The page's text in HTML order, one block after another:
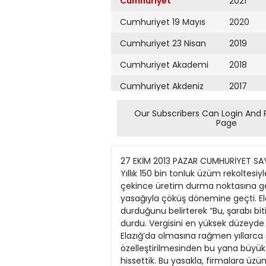
Cumhuriyet 19 Mayıs
Cumhuriyet 23 Nisan
Cumhuriyet Akademi
Cumhuriyet Akdeniz
Cumhuriyet Alışveriş
Cumhuriyet Ankara
Cumhuriyet Büyük
Taaruz
Cumhuriyet
Cumartesi
Cumhuriyet Çevre
2020
2019
2018
2017
2016
2015
2013
2011
2010
2009
Our Subscribers Can Login And
Page
27 EKİM 2013 PAZAR CUMHURİYET SAYFA EKONOMİ ekonomi@cumhuriyet.com.tr 11 AB para verdi proje iptal oldu üzüm ambarını dağıttı Yıllık 150 bin tonluk üzüm rekoltesiyle Anadolu’nun üzüm ambarı olan Elazığ, alkol yasasıyla gücünü kaybetti. Devlet de desteğini çekince üretim durma noktasına geldi. DEMET YALÇIN Alkol yasağı 68 çeşidiyle Anadolu’nun üzüm ambarı olarak bilinen Elazığ, alkol yasağıyla çöküş dönemine geçti. Elazığ Üzüm Üreticileri Birliği Başkanı Hüsamettin Kaya, yasayla birlikte şarap alımlarının neredeyse durduğunu belirterek “Bu, şarabı bitirmek için oynanan bir oyun. Özelleştirmeden sonra hem fiyatı aşağıya çektiler hem de alımlar durdu. Vergisini en yüksek düzeyde içkiden alan devletin bunu desteklemesi gerekiyor” açıklamasında bulundu. Devlet Su İşleri’nin (DSİ) Elazığ’da olmasına rağmen yıllarca sulu tarım yapamadıklarından yakınan çiftçi Sami Aydın görüşlerini, “TEKEL’in 2004’te özelleştirilmesinden bu yana büyük sıkıntılar yaşayan biz şaraplık üzüm üreticileri, alkol yasağının olumsuz etkisini bu yıl daha da hissettik. Bu yasakla, firmalara üzümlerimizi geçen yıllara oranla daha ucuza ve güçbela sattık. Elazığ’ın boğazkere ve öküzgözü şaraplık üzümleriyle hem Türkiye’de hem Hüsamettin Kaya, AB’nin Elazığ’a yaptığı hibe desteği ile ilgili olarak da şunları söyledi: “Birlik olarak 2009’da Pirinçci ve Koruk köyü arasında 120 dönüm arazi tahsisi yapıldı, enerji hattı çekildi. 218 metreden suyu temin ettik. AB, İPA projesine proje hazırladık. 2 milyon 610 bin Avro hibe desteği almamıza rağmen birilerini rahatsız etti ki, o proje hayata geçirilemedi. Bu tesis üzümden 11 ürün işleyecekti. Gayri safi milli hasılaya yıllık 450 milyon dolar civarında bir katkı sağlayacaktı ve 150 kişi istihdam edilecekti. Şarap üretimi var diye engellendi. Soruyorum, köylünün 52 bin ton şaraplık üzümü ne olacak?” Cumhuriyet’in Çöküş Süreci Her ayrım bir ölçüde öznellik taşımakla beraber, Cumhuriyet’in doksan yılı dört ayrı döneme ayrılabilir. Yükseliş, duraklama, gerileme ve çöküş... 19231938 yükseliş dönemi, 19391980 arası duraklama, 19802002 gerileyiş, 2002 de çöküşe giriş olarak nitelendirilebilir. Atatürk’lü yükseliş yıllarından sonra ülke İkinci Dünya Savaşı’nın etkisiyle duraklama dönemine girmiş; savaş sonrası 1950 yılı Demokrat Parti iktidarı da görüş ve uygulama olarak Cumhuriyet’e bir katkı getirmemiş, hatta günümüzde yaşanan olayların tohumları bu yıllarda atılmıştır. 1960 sonrası Atatürk dönemi ilke ve kamucu uygulamalarını yaşatma girişimleri de yeterli politik desteği bulamadığından yaşama geçirilmemiştir. 1980’de